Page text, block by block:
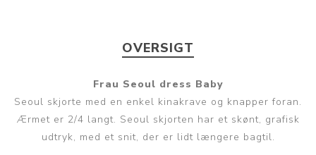
OVERSIGT
Frau Seoul dress Baby
Seoul skjorte med en enkel kinakrave og knapper foran.
Ærmet er 2/4 langt. Seoul skjorten har et skønt, grafisk
udtryk, med et snit, der er lidt længere bagtil.